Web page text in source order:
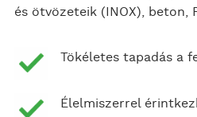
és ötvözeteik (INOX), beton,
Tökéletes tapadás a
Élelmiszerrel